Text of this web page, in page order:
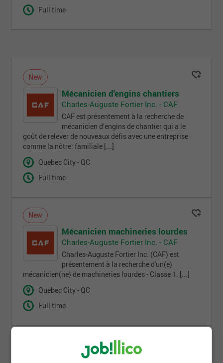
Full time
New
Mécanicien d'engins chantiers
Charles-Auguste Fortier Inc. - CAF
CAF est présentement à la recherche de
mécanicien d’engins de chantier qui a le
goût de relever de nouveaux défis avec une entreprise
comme la nôtre: familiale [...]
Quebec City - QC
Full time
New
Mécanicien machineries lourdes
Charles-Auguste Fortier Inc. - CAF
Charles-Auguste Fortier Inc. (CAF) est
présentement à la recherche d'un(e)
mécanicien(ne) de machineries lourdes - Classe 1. [...]
Quebec City - QC
Full time
Foreman - fence installer